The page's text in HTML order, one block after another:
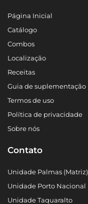
Página Inicial
Catálogo
Combos
Localização
Receitas
Guia de suplementação
Termos de uso
Política de privacidade
Sobre nós
Contato
Unidade Palmas (Matriz)
Unidade Porto Nacional
Unidade Taquaralto